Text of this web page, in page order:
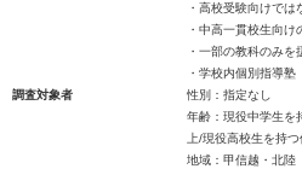
・高校受験向けでは
・中高一貫校生向け
・一部の教科のみを
・学校内個別指導塾
調査対象者
性別：指定なし
年齢：現役中学生を
上/現役高校生を持
地域：甲信越・北陸